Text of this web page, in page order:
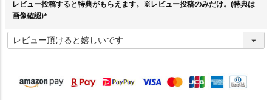
レビュー投稿すると特典がもらえます。※レビュー投稿のみだけ。(特典は
画像確認)
必
須